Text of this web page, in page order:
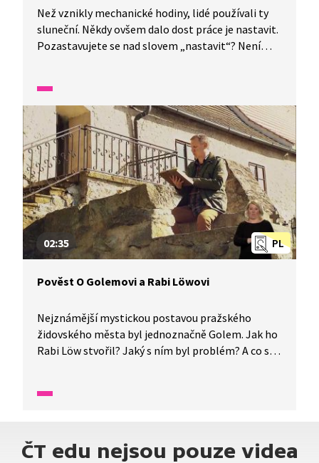
Než vznikly mechanické hodiny, lidé používali ty
sluneční. Někdy ovšem dalo dost práce je nastavit.
Pozastavujete se nad slovem „nastavit“? Není
vyřešili? A kde je na jednom místě nejvíce
slunečních hodin? Kolik jich v České republice
dohromady najdete?
PL
02:35
Pověst O Golemovi a Rabi Löwovi
Nejznámější mystickou postavou pražského
židovského města byl jednoznačně Golem. Jak ho
Rabi Löw stvořil? Jaký s ním byl problém? A co se
pověstí českých, které je tlumočeno do znakového
ČT edu nejsou pouze videa